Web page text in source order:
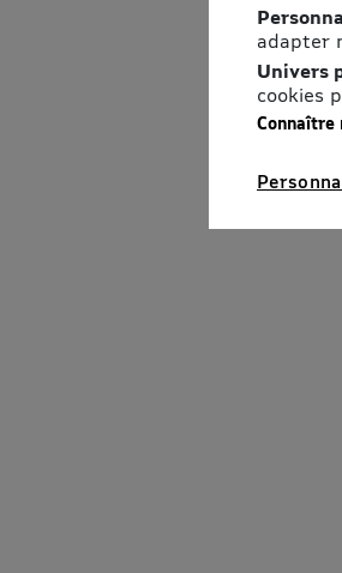
adapter
Univers
cookies
Connaître